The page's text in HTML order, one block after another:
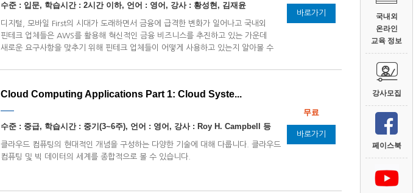
국내외
온라인
교육 정보
강사모집
페이스북
수준 : 입문, 학습시간 : 2시간 이하, 언어 : 영어, 강사 : 황성현, 김재윤
디지털, 모바일 First의 시대가 도래하면서 금융에 급격한 변화가 일어나고 국내외
핀테크 업체들은 AWS를 활용해 혁신적인 금융 비즈니스를 추진하고 있는 가운데
새로운 요구사항을 맞추기 위해 핀테크 업체들이 어떻게 사용하고 있는지 알아볼 수
바로가기
Cloud Computing Applications Part 1: Cloud Syste...
수준 : 중급, 학습시간 : 중기(3~6주), 언어 : 영어, 강사 : Roy H. Campbell 등
클라우드 컴퓨팅의 현대적인 개념을 구성하는 다양한 기술에 대해 다룹니다. 클라우드
컴퓨팅 및 빅 데이터의 세계를 종합적으로 볼 수 있습니다.
무료
바로가기